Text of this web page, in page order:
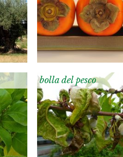
bolla del pesco